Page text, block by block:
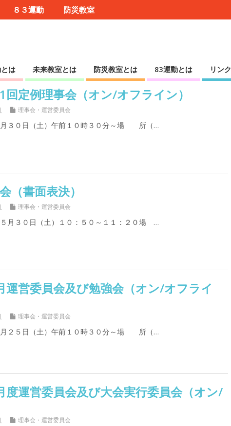
８３運動 防災教室
は 未来教室とは 防災教室とは 83運動とは リンク
回定例理事会（オン/オフライン）
理事会・運営委員会
３０日（土）午前１０時３０分～場 所（…
（書面表決）
理事会・運営委員会
３０日（土）１０：５０～１１：２０場 …
運営委員会及び勉強会（オン/オフライ
理事会・運営委員会
２５日（土）午前１０時３０分～場 所（…
度運営委員会及び大会実行委員会（オン/
理事会・運営委員会